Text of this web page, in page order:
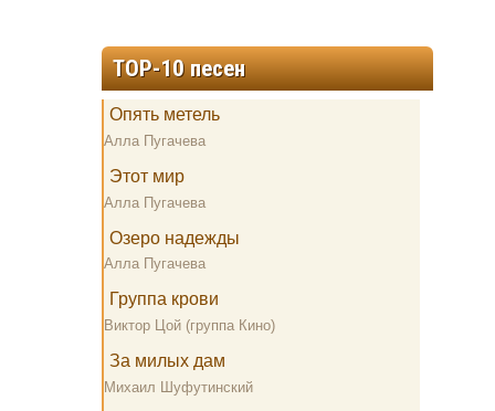
TOP-10 песен
Опять метель
Алла Пугачева
Этот мир
Алла Пугачева
Озеро надежды
Алла Пугачева
Группа крови
Виктор Цой (группа Кино)
За милых дам
Михаил Шуфутинский